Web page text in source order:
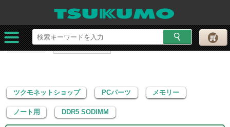
ツクモネットショップ PCパーツ
ノート用
DDR5 SODIMM
ツクモネットショップ PCパーツ メモリー
ノート用 DDR5 SODIMM